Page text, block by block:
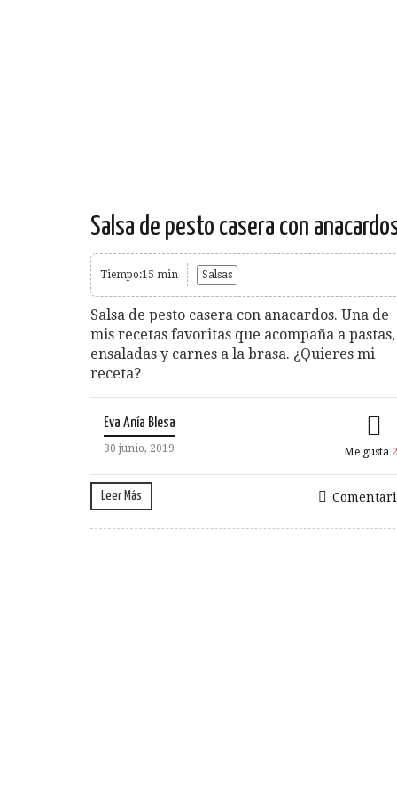
Salsa de pesto casera con
Tiempo:15 min Salsas
Salsa de pesto casera con anacardos. Una de
mis recetas favoritas que acompaña a pastas,
ensaladas y carnes a la brasa. ¿Quieres mi
receta?
Eva Anía Blesa
30 junio, 2019 Me gusta
Leer Más